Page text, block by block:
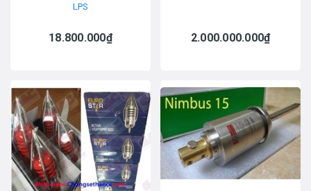
LPS
18.800.000₫ 2.000.000.000₫